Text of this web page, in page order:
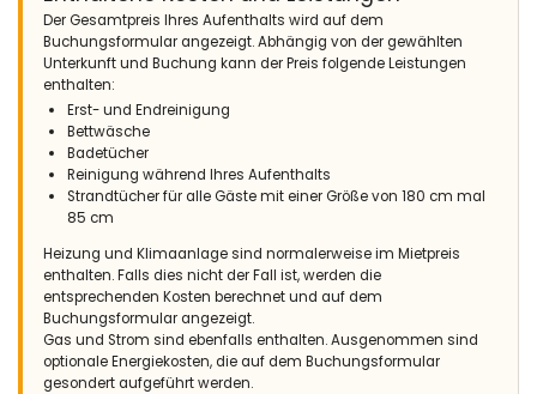
Der Gesamtpreis Ihres Aufenthalts wird auf dem
Buchungsformular angezeigt. Abhängig von der gewählten
Unterkunft und Buchung kann der Preis folgende Leistungen
enthalten:
Erst- und Endreinigung
Bettwäsche
Badetücher
Reinigung während Ihres Aufenthalts
Strandtücher für alle Gäste mit einer Größe von 180 cm mal
85 cm
Heizung und Klimaanlage sind normalerweise im Mietpreis
enthalten. Falls dies nicht der Fall ist, werden die
entsprechenden Kosten berechnet und auf dem
Buchungsformular angezeigt.
Gas und Strom sind ebenfalls enthalten. Ausgenommen sind
optionale Energiekosten, die auf dem Buchungsformular
gesondert aufgeführt werden.